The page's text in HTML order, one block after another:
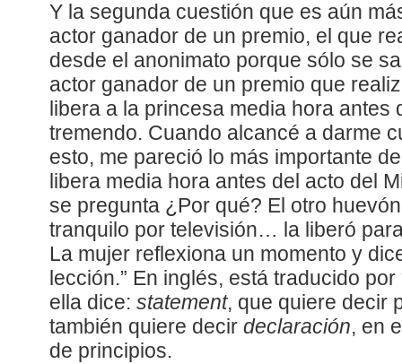
Y la segunda cuestión que es aún
actor ganador de un premio, el que
desde el anonimato porque sólo se
actor ganador de un premio que
libera a la princesa media hora antes
tremendo. Cuando alcancé a darme
esto, me pareció lo más importante
libera media hora antes del acto del
se pregunta ¿Por qué? El otro
tranquilo por televisión… la liberó
La mujer reflexiona un momento y
lección.” En inglés, está traducido
ella dice: statement, que quiere decir
también quiere decir declaración, en
de principios.